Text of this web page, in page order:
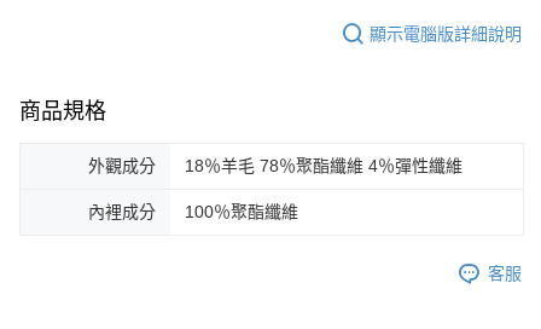
顯示電腦版詳細說明
商品規格
外觀成分 18％羊毛 78％聚酯纖維 4％彈性纖維
內裡成分 100％聚酯纖維
客服